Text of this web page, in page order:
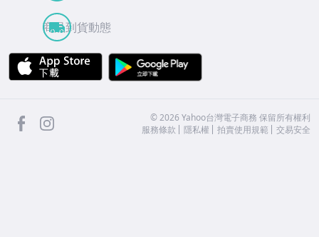
商品到貨動態
APP Store
facebook ©2026 Yahoo台灣電子商務 保留所有權利
服務條款
隱私權 拍賣使用規範 交易安全